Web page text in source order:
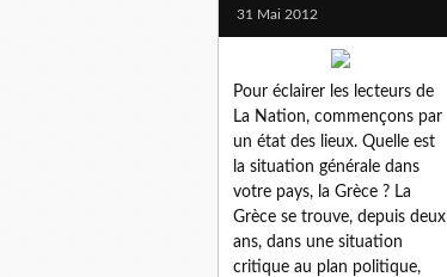
31 Mai 2012
Pour éclairer les lecteurs de
La Nation, commençons par
un état des lieux. Quelle est
la situation générale dans
votre pays, la Grèce ? La
Grèce se trouve, depuis deux
ans, dans une situation
critique au plan politique,